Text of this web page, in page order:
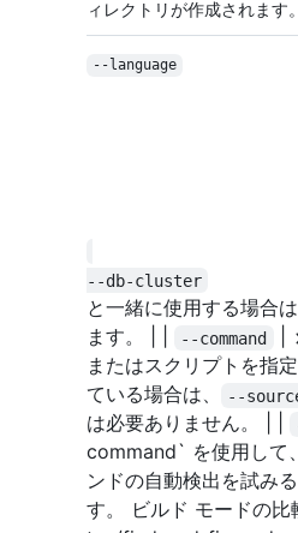
ィレクトリが作成されます。
--language
--db-cluster
と一緒に使用する場合
ます。 | |
--command
またはスクリプトを指
ている場合は、
--
は必要ありません。 | |
command` を使用して
ンドの自動検出を試み
す。 ビルド モードの